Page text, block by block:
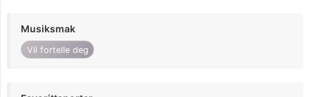
Musiksmak
Vil fortelle deg